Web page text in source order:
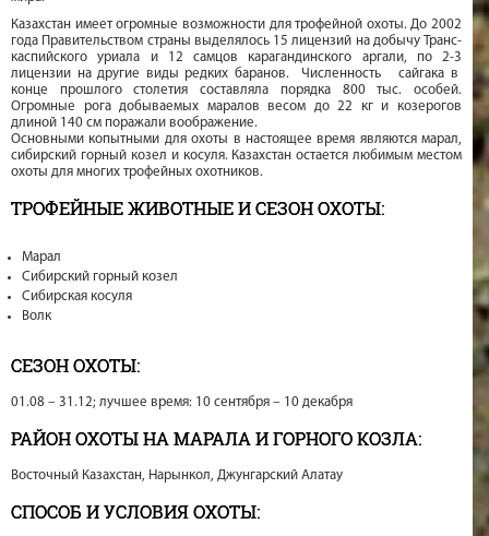
Казахстан имеет огромные возможности для трофейной охоты. До 2002
года Правительством страны выделялось 15 лицензий на добычу Транс-
каспийского уриала и 12 самцов карагандинского аргали, по 2-3
лицензии на другие виды редких баранов. Численность сайгака в
конце прошлого столетия составляла порядка 800 тыс. особей.
Огромные рога добываемых маралов весом до 22 кг и козерогов
длиной 140 см поражали воображение.
Основными копытными для охоты в настоящее время являются марал,
сибирский горный козел и косуля. Казахстан остается любимым местом
охоты для многих трофейных охотников.
ТРОФЕЙНЫЕ ЖИВОТНЫЕ И СЕЗОН ОХОТЫ:
Марал
Сибирский горный козел
Сибирская косуля
Волк
СЕЗОН ОХОТЫ:
01.08 – 31.12; лучшее время: 10 сентября – 10 декабря
РАЙОН ОХОТЫ НА МАРАЛА И ГОРНОГО КОЗЛА:
Восточный Казахстан, Нарынкол, Джунгарский Алатау
СПОСОБ И УСЛОВИЯ ОХОТЫ: